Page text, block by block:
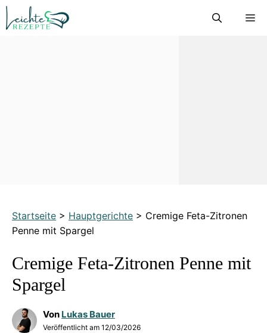
Zum
Inhalt
Startseite > Hauptgerichte > Cremige Feta-Zitronen
Penne mit Spargel
Cremige Feta-Zitronen Penne mit
Spargel
Von Lukas Bauer
Veröffentlicht am 12/03/2026